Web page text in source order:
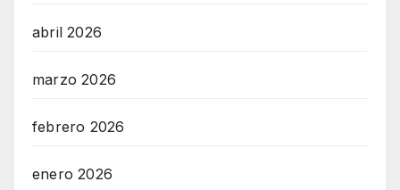
abril 2026
marzo 2026
febrero 2026
enero 2026